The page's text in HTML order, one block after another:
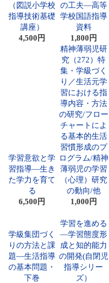
（図説小学校
指導技術基礎
講座）
4,500円
の工夫―高等
学校国語指導
資料
1,800円
学習意欲と学
習指導―生き
た学力を育て
る
6,500円
精神薄弱児研
究（272）特
集・学級づく
り／生活元学
習における指
導内容・方法
の研究/フロー
チャートによ
る基本的生活
習慣形成のプ
ログラム/精神
薄弱児の学習
（心理）研究
の動向/他
1,000円
学級集団づく
りの方法と課
題―生活指導
の基本問題・
下巻
学習を進める
―学習態度形
成と知的能力
の開発(自閉児
指導シリー
ズ）